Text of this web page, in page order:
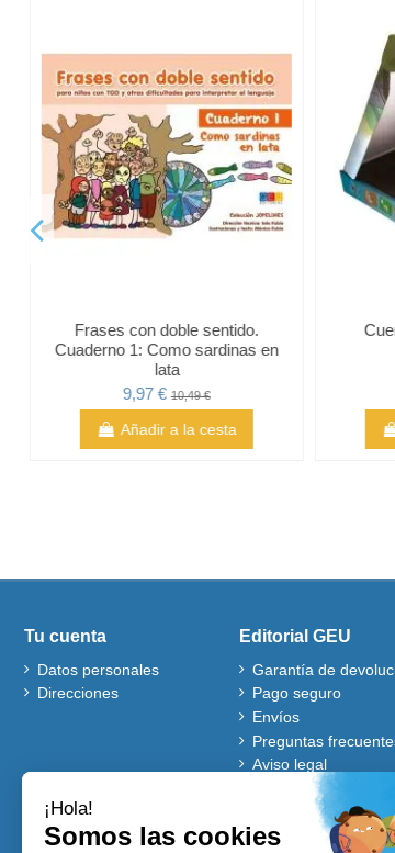
Frases con doble sentido.
Cuaderno 1: Como sardinas en
lata
9,97 €10,49 €
Añadir a la cesta
Tu cuenta
Datos personales
Direcciones
Editorial GEU
Garantía de
Pago seguro
Envíos
Preguntas
Aviso legal
Quiénes somos
Política de cookies
Autores